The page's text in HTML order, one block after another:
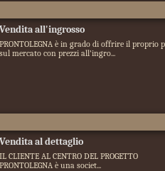
Vendita all'ingrosso
PRONTOLEGNA è in grado di offrire il proprio
sul mercato con prezzi all'ingro...
Vendita al dettaglio
IL CLIENTE AL CENTRO DEL PROGETTO
PRONTOLEGNA è una societ...